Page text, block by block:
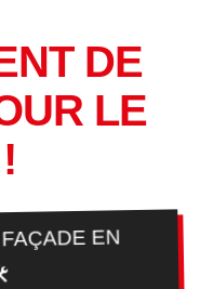
DE
LE
EN